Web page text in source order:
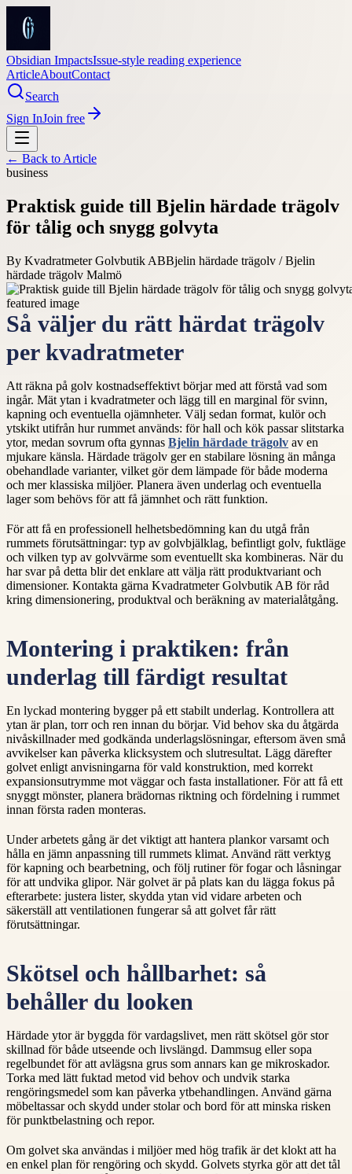
Obsidian ImpactsIssue-style reading experience
ArticleAboutContact
Search
Sign InJoin free
← Back to Article
business
Praktisk guide till Bjelin härdade trägolv
för tålig och snygg golvyta
By Kvadratmeter Golvbutik ABBjelin härdade trägolv / Bjelin
härdade trägolv Malmö
Så väljer du rätt härdat trägolv
per kvadratmeter
Att räkna på golv kostnadseffektivt börjar med att förstå vad som
ingår. Mät ytan i kvadratmeter och lägg till en marginal för svinn,
kapning och eventuella ojämnheter. Välj sedan format, kulör och
ytskikt utifrån hur rummet används: för hall och kök passar slitstarka
ytor, medan sovrum ofta gynnas Bjelin härdade trägolv av en
mjukare känsla. Härdade trägolv ger en stabilare lösning än många
obehandlade varianter, vilket gör dem lämpade för både moderna
och mer klassiska miljöer. Planera även underlag och eventuella
lager som behövs för att få jämnhet och rätt funktion.
För att få en professionell helhetsbedömning kan du utgå från
rummets förutsättningar: typ av golvbjälklag, befintligt golv, fuktläge
och vilken typ av golvvärme som eventuellt ska kombineras. När du
har svar på detta blir det enklare att välja rätt produktvariant och
dimensioner. Kontakta gärna Kvadratmeter Golvbutik AB för råd
kring dimensionering, produktval och beräkning av materialåtgång.
Montering i praktiken: från
underlag till färdigt resultat
En lyckad montering bygger på ett stabilt underlag. Kontrollera att
ytan är plan, torr och ren innan du börjar. Vid behov ska du åtgärda
nivåskillnader med godkända underlagslösningar, eftersom även små
avvikelser kan påverka klicksystem och slutresultat. Lägg därefter
golvet enligt anvisningarna för vald konstruktion, med korrekt
expansionsutrymme mot väggar och fasta installationer. För att få ett
snyggt mönster, planera brädornas riktning och fördelning i rummet
innan första raden monteras.
Under arbetets gång är det viktigt att hantera plankor varsamt och
hålla en jämn anpassning till rummets klimat. Använd rätt verktyg
för kapning och bearbetning, och följ rutiner för fogar och låsningar
för att undvika glipor. När golvet är på plats kan du lägga fokus på
efterarbete: justera lister, skydda ytan vid vidare arbeten och
säkerställ att ventilationen fungerar så att golvet får rätt
förutsättningar.
Skötsel och hållbarhet: så
behåller du looken
Härdade ytor är byggda för vardagslivet, men rätt skötsel gör stor
skillnad för både utseende och livslängd. Dammsug eller sopa
regelbundet för att avlägsna grus som annars kan ge mikroskador.
Torka med lätt fuktad metod vid behov och undvik starka
rengöringsmedel som kan påverka ytbehandlingen. Använd gärna
möbeltassar och skydd under stolar och bord för att minska risken
för punktbelastning och repor.
Om golvet ska användas i miljöer med hög trafik är det klokt att ha
en enkel plan för rengöring och skydd. Golvets styrka gör att det tål